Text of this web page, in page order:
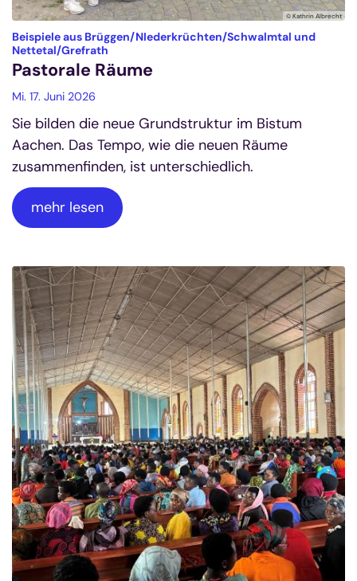
© Kathrin Albrecht
Beispiele aus Brüggen/NIederkrüchten/Schwalmtal und
Nettetal/Grefrath
Pastorale Räume
Mi. 17. Juni 2026
Sie bilden die neue Grundstruktur im Bistum
Aachen. Das Tempo, wie die neuen Räume
zusammenfinden, ist unterschiedlich.
mehr lesen